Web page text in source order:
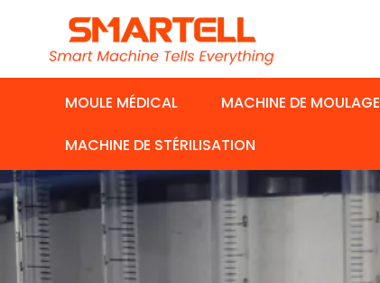
MOULE MÉDICAL MACHINE DE
MACHINE DE STÉRILISATION